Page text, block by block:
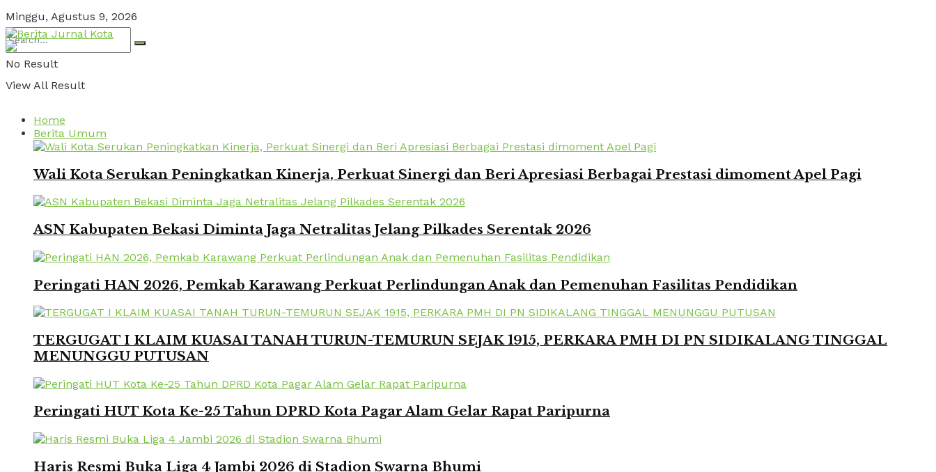
Minggu, Agustus 9, 2026
No Result
View All Result
Home
Berita Umum
Wali Kota Serukan Peningkatkan Kinerja, Perkuat Sinergi dan Beri Apresiasi Berbagai Prestasi dimoment Apel Pagi
ASN Kabupaten Bekasi Diminta Jaga Netralitas Jelang Pilkades Serentak 2026
Peringati HAN 2026, Pemkab Karawang Perkuat Perlindungan Anak dan Pemenuhan Fasilitas Pendidikan
TERGUGAT I KLAIM KUASAI TANAH TURUN-TEMURUN SEJAK 1915, PERKARA PMH DI PN SIDIKALANG TINGGAL
MENUNGGU PUTUSAN
Peringati HUT Kota Ke-25 Tahun DPRD Kota Pagar Alam Gelar Rapat Paripurna
Haris Resmi Buka Liga 4 Jambi 2026 di Stadion Swarna Bhumi